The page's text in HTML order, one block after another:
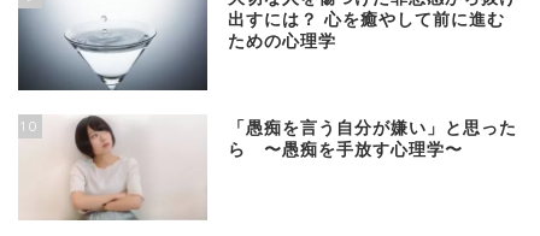
出すには？ 心を癒やして前に進む
ための心理学
10
「愚痴を言う自分が嫌い」と思った
ら 〜愚痴を手放す心理学〜